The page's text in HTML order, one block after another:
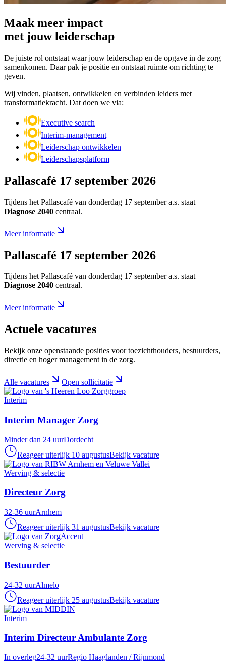
Maak meer impact
met jouw leiderschap
De juiste rol ontstaat waar jouw leiderschap en de opgave in de zorg
samenkomen. Daar pak je positie en ontstaat ruimte om richting te
geven.
Wij vinden, plaatsen, ontwikkelen en verbinden leiders met
transformatiekracht. Dat doen we via:
Executive search
Interim-management
Leiderschap ontwikkelen
Leiderschapsplatform
Pallascafé 17 september 2026
Tijdens het Pallascafé van donderdag 17 september a.s. staat
Diagnose 2040 centraal.
Meer informatie
Pallascafé 17 september 2026
Tijdens het Pallascafé van donderdag 17 september a.s. staat
Diagnose 2040 centraal.
Meer informatie
Actuele vacatures
Bekijk onze openstaande posities voor toezichthouders, bestuurders,
directie en hoger management in de zorg.
Alle vacatures Open sollicitatie
Interim
Interim Manager Zorg
Minder dan 24 uurDordecht
Reageer uiterlijk 10 augustusBekijk vacature
Werving & selectie
Directeur Zorg
32-36 uurArnhem
Reageer uiterlijk 31 augustusBekijk vacature
Werving & selectie
Bestuurder
24-32 uurAlmelo
Reageer uiterlijk 25 augustusBekijk vacature
Interim
Interim Directeur Ambulante Zorg
In overleg24-32 uurRegio Haaglanden / Rijnmond